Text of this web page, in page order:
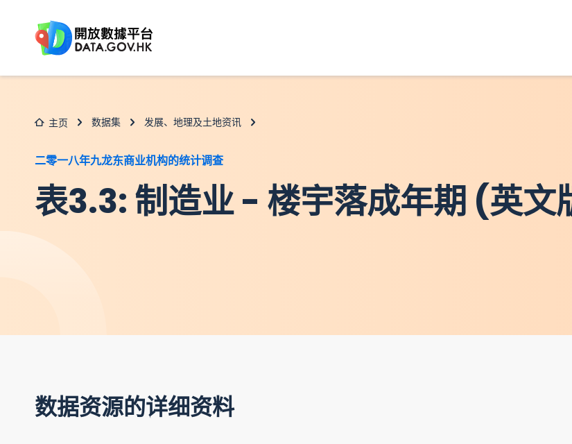
主页 数据集 发展、地理及土地资讯
二零一八年九龙东商业机构的统计调查
表3.3: 制造业 - 楼宇落成年期 (英文
数据资源的详细资料